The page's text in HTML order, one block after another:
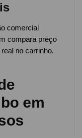
comercial
compara preço
no carrinho.
em